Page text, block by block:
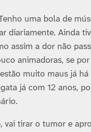
uma bola de
diariamente. Ainda
assim a dor não
animadoras, se
muito maus já há
já com 12 anos,
vai tirar o tumor e